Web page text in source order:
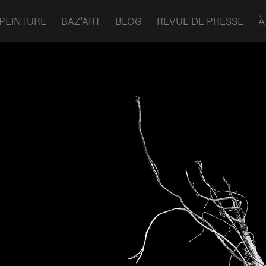
PEINTURE BAZ'ART BLOG REVUE DE PRESSE